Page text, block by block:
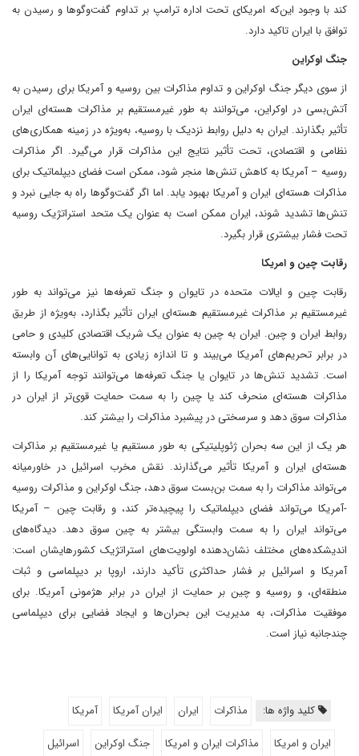
کند با وجود این‌که امریکای تحت اداره ترامپ بر تداوم گفت‌وگوها و رسیدن به
توافق با ایران تاکید دارد.
جنگ اوکراین
از سوی دیگر جنگ اوکراین و تداوم مذاکرات بین روسیه و آمریکا برای رسیدن به
آتش‌بسی در اوکراین، می‌توانند به طور غیرمستقیم بر مذاکرات هسته‌ای ایران
تأثیر بگذارند. ایران به دلیل روابط نزدیک با روسیه، به‌ویژه در زمینه همکاری‌های
نظامی و اقتصادی، تحت تأثیر نتایج این مذاکرات قرار می‌گیرد. اگر مذاکرات
روسیه – آمریکا به کاهش تنش‌ها منجر شود، ممکن است فضای دیپلماتیک برای
مذاکرات هسته‌ای ایران و آمریکا بهبود یابد. اما اگر گفت‌وگوها راه به جایی نبرد و
تنش‌ها تشدید شوند، ایران ممکن است به عنوان یک متحد استراتژیک روسیه
تحت فشار بیشتری قرار بگیرد.
رقابت چین و امریکا
رقابت چین و ایالات متحده در تایوان و جنگ تعرفه‌ها نیز می‌تواند به طور
غیرمستقیم بر مذاکرات غیرمستقیم هسته‌ای ایران تأثیر بگذارد، به‌ویژه از طریق
روابط ایران و چین. ایران به چین به عنوان یک شریک اقتصادی کلیدی و حامی
در برابر تحریم‌های آمریکا می‌بیند و تا اندازه زیادی به توانایی‌های آن وابسته
است. تشدید تنش‌ها در تایوان یا جنگ تعرفه‌ها می‌توانند توجه آمریکا را از
مذاکرات هسته‌ای منحرف کند یا چین را به سمت حمایت قوی‌تر از ایران در
مذاکرات سوق دهد و سرسختی در پیشبرد مذاکرات را بیشتر کند.
هر یک از این سه بحران ژئوپلیتیکی به طور مستقیم یا غیرمستقیم بر مذاکرات
هسته‌ای ایران و آمریکا تأثیر می‌گذارند. نقش مخرب اسرائیل در خاورمیانه
می‌تواند مذاکرات را به سمت بن‌بست سوق دهد، جنگ اوکراین و مذاکرات روسیه
-آمریکا می‌تواند فضای دیپلماتیک را پیچیده‌تر کند، و رقابت چین – آمریکا
می‌تواند ایران را به سمت وابستگی بیشتر به چین سوق دهد. دیدگاه‌های
اندیشکده‌های مختلف نشان‌دهنده اولویت‌های استراتژیک کشورهایشان است:
آمریکا و اسرائیل بر فشار حداکثری تأکید دارند، اروپا بر دیپلماسی و ثبات
منطقه‌ای، و روسیه و چین بر حمایت از ایران در برابر هژمونی آمریکا. برای
موفقیت مذاکرات، به مدیریت این بحران‌ها و ایجاد فضایی برای دیپلماسی
چندجانبه نیاز است.
کلید واژه ها: مذاکرات ایران ایران آمریکا
آمریکا
ایران و امریکا
مذاکرات ایران و امریکا جنگ اوکراین
اسرائیل